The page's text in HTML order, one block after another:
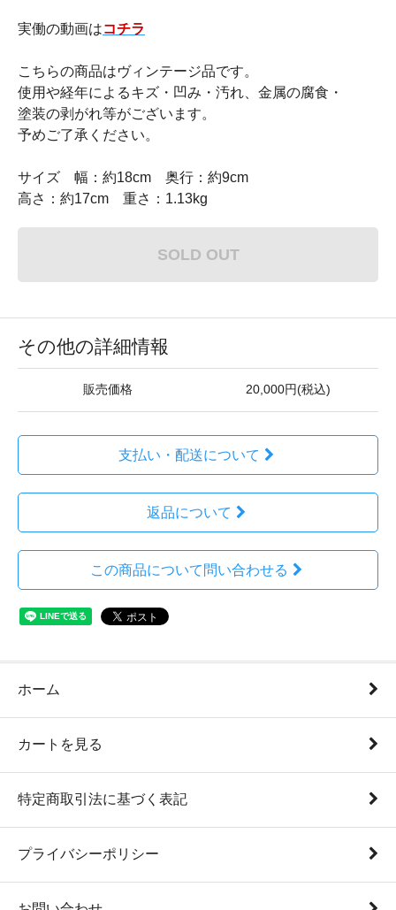
実働の動画はコチラ
こちらの商品はヴィンテージ品です。
使用や経年によるキズ・凹み・汚れ、金属の腐食・
塗装の剥がれ等がございます。
予めご了承ください。
サイズ 幅：約18cm 奥行：約9cm
高さ：約17cm 重さ：1.13kg
SOLD OUT
その他の詳細情報
販売価格 20,000円(税込)
支払い・配送について
返品について
この商品について問い合わせる
ホーム
カートを見る
特定商取引法に基づく表記
プライバシーポリシー